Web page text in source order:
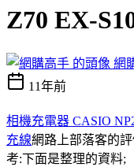
Z70 EX-
網
11年前
相機充電器 CASIO
充線網路上部落客的
考:下面是整理的資料;